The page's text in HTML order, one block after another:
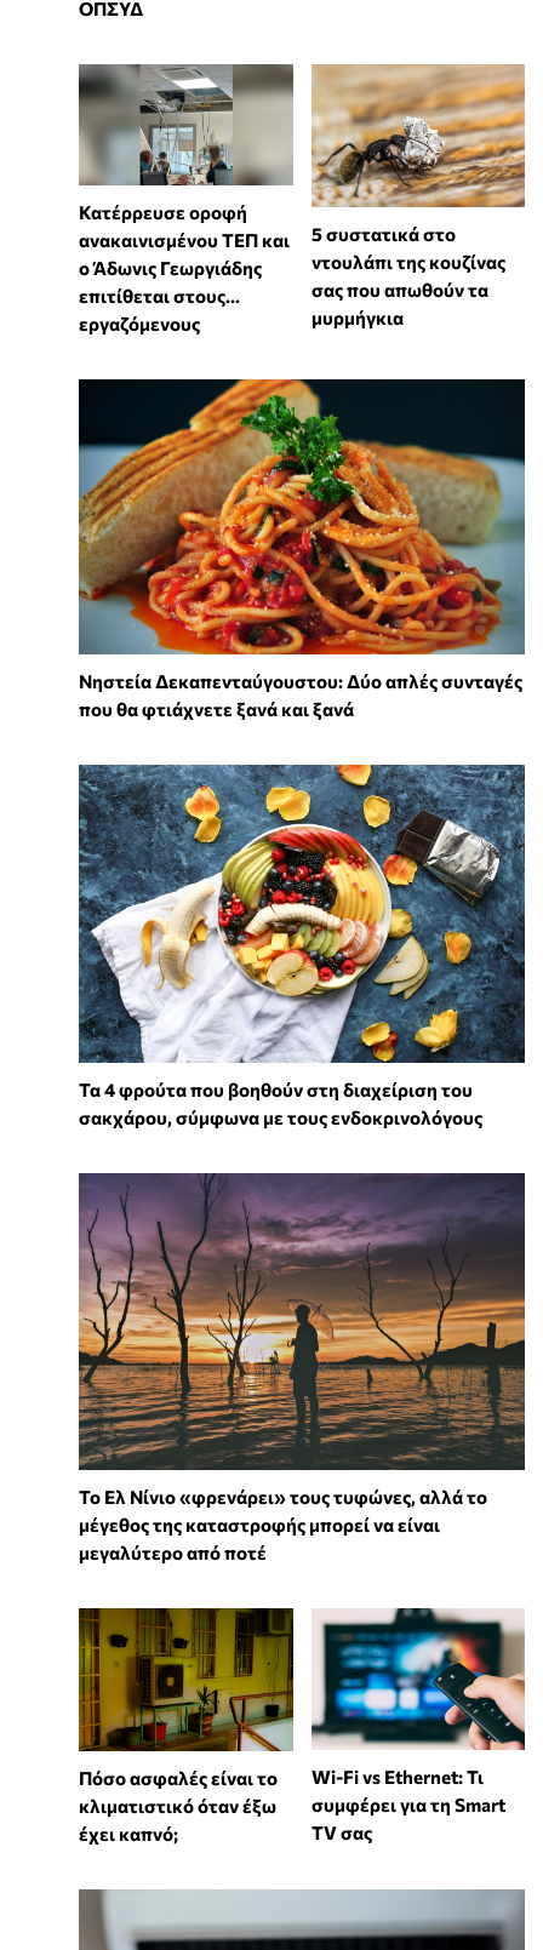
ΟΠΣΥΔ
Κατέρρευσε οροφή
ανακαινισμένου ΤΕΠ και
ο Άδωνις Γεωργιάδης
επιτίθεται στους...
εργαζόμενους
⁠5 συστατικά στο
ντουλάπι της κουζίνας
σας που απωθούν τα
μυρμήγκια
Νηστεία Δεκαπενταύγουστου: Δύο απλές συνταγές
που θα φτιάχνετε ξανά και ξανά
Τα 4 φρούτα που βοηθούν στη διαχείριση του
σακχάρου, σύμφωνα με τους ενδοκρινολόγους
Το Ελ Νίνιο «φρενάρει» τους τυφώνες, αλλά το
μέγεθος της καταστροφής μπορεί να είναι
μεγαλύτερο από ποτέ
Πόσο ασφαλές είναι το
κλιματιστικό όταν έξω
έχει καπνό;
Wi-Fi vs Ethernet: Τι
συμφέρει για τη Smart
TV σας